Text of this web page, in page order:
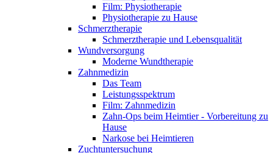
Film: Physiotherapie
Physiotherapie zu Hause
Schmerztherapie
Schmerztherapie und Lebensqualität
Wundversorgung
Moderne Wundtherapie
Zahnmedizin
Das Team
Leistungsspektrum
Film: Zahnmedizin
Zahn-Ops beim Heimtier - Vorbereitung zu
Hause
Narkose bei Heimtieren
Zuchtuntersuchung